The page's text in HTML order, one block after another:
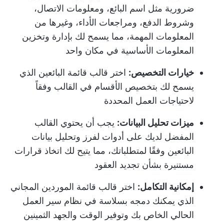
ضرورية مثل اسم البائع، ومعلومات الاتصال،
وشروط الدفع، ومراجعات الأداء، وغيرها من
المعلومات المهمة، مما يسمح لك بإدارة وتخزين
المعلومات الأساسية في مكان واحد
خيارات التخصيص: اختر قالب قائمة البائعين الذي
يسمح لك بتخصيص الأقسام في القالب وفقاً
لاحتياجات العمل المحددة
ميزات تحليل البيانات: يجب أن يحتوي القالب
المفضل لديك على أدوات لفرز وتحليل بيانات
البائعين وفقًا لمتطلباتك، مما يتيح لك اتخاذ قرارات
مستنيرة بشأن تجديد العقود
إمكانية التكامل: اختر قالب قائمة الموردين المجاني
الذي يمكنك دمجه بسلاسة في نظام سير العمل
الحالي الخاص بك وتوفير الوقت والجهد الثمينين